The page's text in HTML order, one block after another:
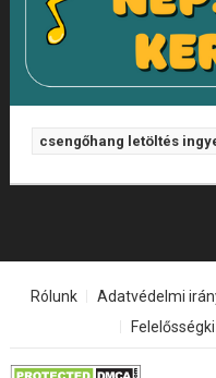
csengőhang letöltés
Rólunk Adatvédelmi